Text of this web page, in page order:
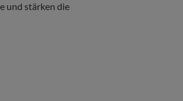
und stärken die